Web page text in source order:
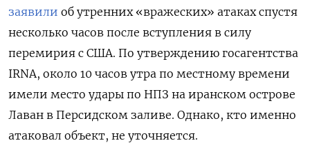
заявили об утренних «вражеских» атаках спустя
несколько часов после вступления в силу
перемирия с США. По утверждению госагентства
IRNA, около 10 часов утра по местному времени
имели место удары по НПЗ на иранском острове
Лаван в Персидском заливе. Однако, кто именно
атаковал объект, не уточняется.